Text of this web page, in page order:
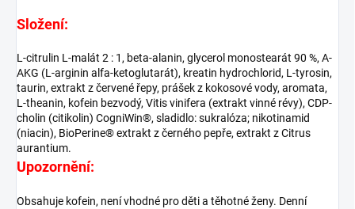
Složení:
L-citrulin L-malát 2 : 1, beta-alanin, glycerol monostearát 90 %, A-
AKG (L-arginin alfa-ketoglutarát), kreatin hydrochlorid, L-tyrosin,
taurin, extrakt z červené řepy, prášek z kokosové vody, aromata,
L-theanin, kofein bezvodý, Vitis vinifera (extrakt vinné révy), CDP-
cholin (citikolin) CogniWin®, sladidlo: sukralóza; nikotinamid
(niacin), BioPerine® extrakt z černého pepře, extrakt z Citrus
aurantium.
Upozornění:
Obsahuje kofein, není vhodné pro děti a těhotné ženy. Denní